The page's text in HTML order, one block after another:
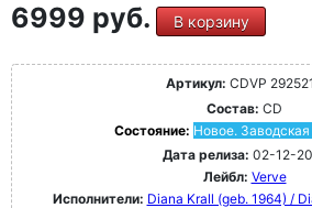
6999 руб. В корзину
Артикул: CDVP
Состав: CD
Состояние: Новое. Заводская
Дата релиза: 02-12-
Лейбл: Verve
Исполнители: Diana Krall (geb. 1964) /